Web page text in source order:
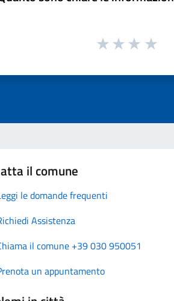
il comune
le domande frequenti
Assistenza
il comune +39 030 950051
un appuntamento